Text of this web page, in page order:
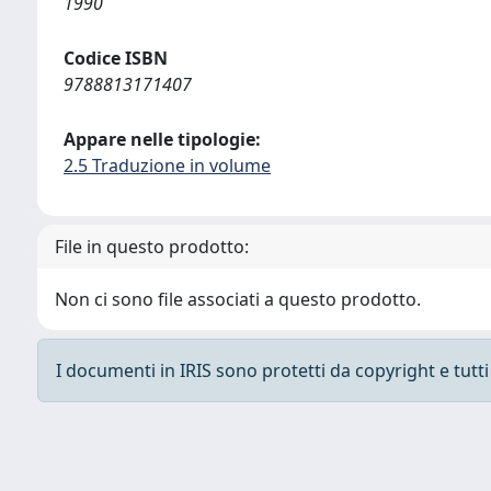
Codice ISBN
9788813171407
Appare nelle tipologie:
2.5 Traduzione in volume
File in questo prodotto:
Non ci sono file associati a questo prodotto.
I documenti in IRIS sono protetti da copyright e